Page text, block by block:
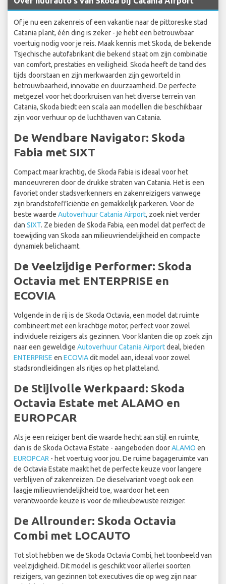
Of je nu een zakenreis of een vakantie naar de pittoreske stad
Catania plant, één ding is zeker - je hebt een betrouwbaar
voertuig nodig voor je reis. Maak kennis met Skoda, de bekende
Tsjechische autofabrikant die bekend staat om zijn combinatie
van comfort, prestaties en veiligheid. Skoda heeft de tand des
tijds doorstaan en zijn merkwaarden zijn geworteld in
betrouwbaarheid, innovatie en duurzaamheid. De perfecte
metgezel voor het doorkruisen van het diverse terrein van
Catania, Skoda biedt een scala aan modellen die beschikbaar
zijn voor verhuur op de luchthaven van Catania.
De Wendbare Navigator: Skoda
Fabia met SIXT
Compact maar krachtig, de Skoda Fabia is ideaal voor het
manoeuvreren door de drukke straten van Catania. Het is een
favoriet onder stadsverkenners en zakenreizigers vanwege
zijn brandstofefficiëntie en gemakkelijk parkeren. Voor de
beste waarde Autoverhuur Catania Airport, zoek niet verder
dan SIXT. Ze bieden de Skoda Fabia, een model dat perfect de
toewijding van Skoda aan milieuvriendelijkheid en compacte
dynamiek belichaamt.
De Veelzijdige Performer: Skoda
Octavia met ENTERPRISE en
ECOVIA
Volgende in de rij is de Skoda Octavia, een model dat ruimte
combineert met een krachtige motor, perfect voor zowel
individuele reizigers als gezinnen. Voor klanten die op zoek zijn
naar een geweldige Autoverhuur Catania Airportdeal, bieden
ENTERPRISE en ECOVIAdit model aan, ideaal voor zowel
stadsrondleidingen als ritjes op het platteland.
De Stijlvolle Werkpaard: Skoda
Octavia Estate met ALAMO en
EUROPCAR
Als je een reiziger bent die waarde hecht aan stijl en ruimte,
dan is de Skoda Octavia Estate - aangeboden doorALAMO en
EUROPCAR - het voertuig voor jou. De ruime bagageruimte van
de Octavia Estate maakt het de perfecte keuze voor langere
verblijven of zakenreizen. De dieselvariant voegt ook een
laagje milieuvriendelijkheid toe, waardoor het een
verantwoorde keuze is voor de milieubewuste reiziger.
De Allrounder: Skoda Octavia
Combi met LOCAUTO
Tot slot hebben we de Skoda Octavia Combi, het toonbeeld van
veelzijdigheid. Dit model is geschikt voor allerlei soorten
reizigers, van gezinnen tot executives die op weg zijn naar